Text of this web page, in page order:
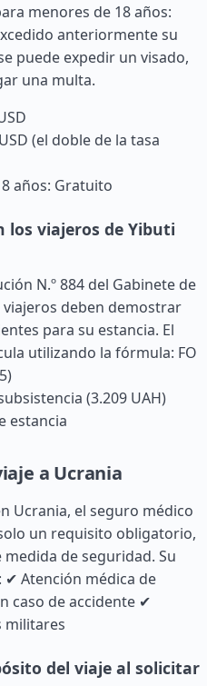
menores de 18 años:
anteriormente su
puede expedir un visado,
una multa.
(el doble de la tasa
años: Gratuito
los viajeros de Yibuti
N.º 884 del Gabinete de
deben demostrar
para su estancia. El
utilizando la fórmula: FO
(3.209 UAH)
estancia
a Ucrania
Ucrania, el seguro médico
un requisito obligatorio,
de seguridad. Su
Atención médica de
caso de accidente ✔
militares
del viaje al solicitar